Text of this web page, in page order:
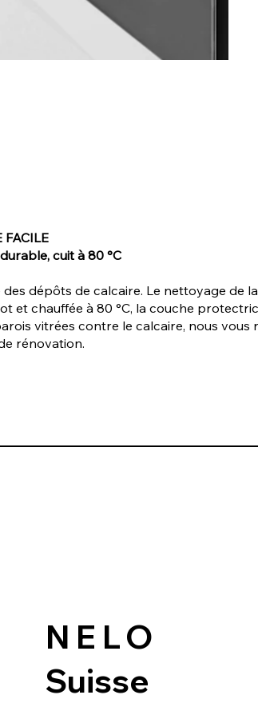
FACILE
cuit à 80 °C
dépôts de calcaire. Le nettoyage de
et chauffée à 80 °C, la couche
vitrées contre le calcaire, nous vous
rénovation.
NELO
Suisse